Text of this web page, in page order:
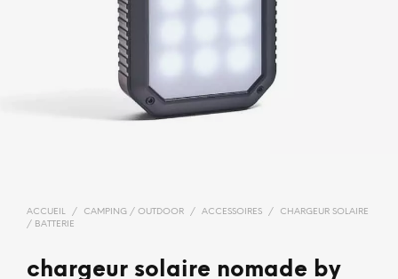
ACCUEIL / CAMPING / OUTDOOR / ACCESSOIRES /
CHARGEUR SOLAIRE
/ BATTERIE
chargeur solaire nomade by